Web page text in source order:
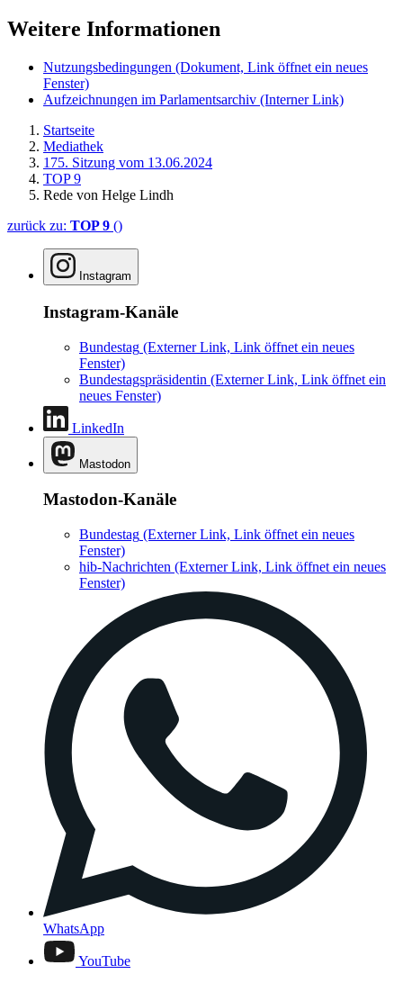
Weitere Informationen
Nutzungsbedingungen (Dokument, Link öffnet ein neues
Fenster)
Aufzeichnungen im Parlamentsarchiv (Interner Link)
Startseite
Mediathek
175. Sitzung vom 13.06.2024
TOP 9
Rede von Helge Lindh
zurück zu: TOP 9 ()
Instagram
Instagram-Kanäle
Bundestag (Externer Link, Link öffnet ein neues
Fenster)
Bundestagspräsidentin (Externer Link, Link öffnet ein
neues Fenster)
LinkedIn
Mastodon
Mastodon-Kanäle
Bundestag (Externer Link, Link öffnet ein neues
Fenster)
hib-Nachrichten (Externer Link, Link öffnet ein neues
Fenster)
WhatsApp
YouTube